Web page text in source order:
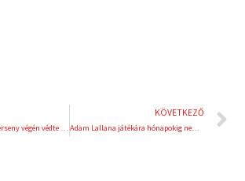
Farah szenzációs verseny végén védte meg 10 000-es címét
KÖVETKEZŐ
Adam Lallana játékára hónapokig nem számíthat a Liverpool